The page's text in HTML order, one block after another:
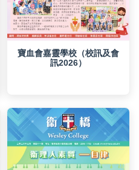
訊2026）